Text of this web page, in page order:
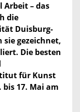
Arbeit – das
die
Duisburg-
sie gezeichnet,
Die besten
für Kunst
17. Mai am